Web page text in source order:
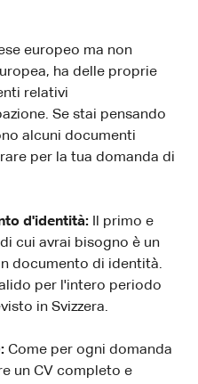
europeo ma non
ha delle proprie
relativi
Se stai pensando
alcuni documenti
per la tua domanda di
d'identità:
Il primo e
cui avrai bisogno è un
documento di identità.
per l'intero periodo
in Svizzera.
Come per ogni domanda
un CV completo e